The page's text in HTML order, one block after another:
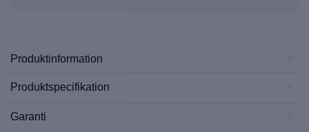
Produktinformation
Produktspecifikation
Garanti